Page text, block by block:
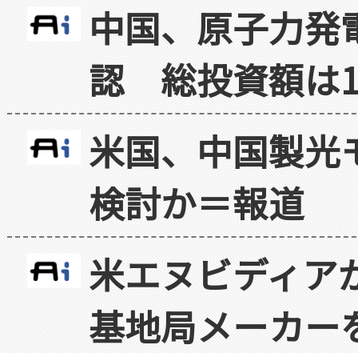
中国、原子力
認 総投資額は
米国、中国製光
検討か＝報道
米エヌビディア
基地局メーカー